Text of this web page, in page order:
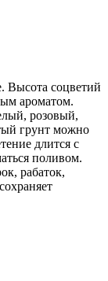
Высота соцветий
ароматом.
розовый,
грунт можно
длится с
поливом.
рабаток,